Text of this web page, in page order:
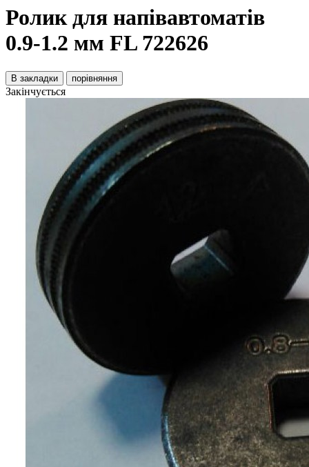
Ролик для напівавтоматів
0.9-1.2 мм FL 722626
В закладки порівняння
Закінчується